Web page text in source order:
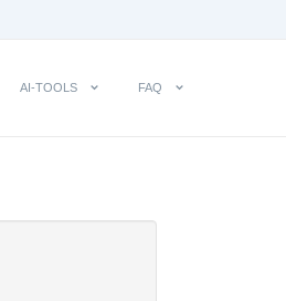
AI-TOOLS FAQ